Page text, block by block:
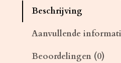
Beschrijving
Aanvullende
Beoordelingen (0)